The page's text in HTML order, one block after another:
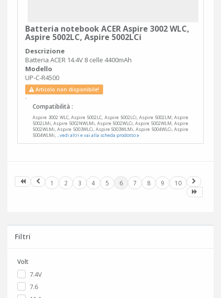
Batteria notebook ACER Aspire 3002 WLC,
Aspire 5002LC, Aspire 5002LCi
Descrizione
Batteria ACER 14.4V 8 celle 4400mAh
Modello
UP-C-R4500
Articolo non disponibile!
.
Compatibilità :
Aspire 3002 WLC, Aspire 5002LC, Aspire 5002LCi, Aspire 5002LM, Aspire
5002LMi, Aspire 5002NWLMi, Aspire 5002WLCi, Aspire 5002WLM, Aspire
5002WLMi, Aspire 5003WLCi, Aspire 5003WLMi, Aspire 5004WLCi, Aspire
5004WLMi,...vedi altri e vai alla scheda prodotto
1 2 3 4 5 6 7 8 9 10
Filtri
Volt
7.4V
7.6